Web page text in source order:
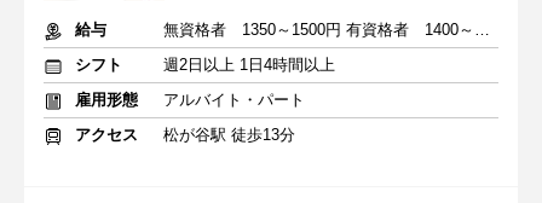
給与
無資格者 1350～1500円 有資格者 1400～1550円
シフト
週2日以上 1日4時間以上
雇用形態
アルバイト・パート
アクセス
松が谷駅 徒歩13分